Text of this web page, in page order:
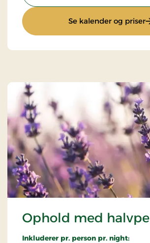
Se kalender og priser:
Ophold med
Inkluderer pr. person pr. night: